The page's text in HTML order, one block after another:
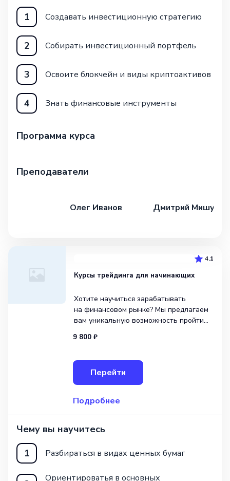
1
Создавать инвестиционную стратегию
2 Собирать инвестиционный портфель
3 Освоите блокчейн и виды криптоактивов
4 Знать финансовые инструменты
Программа курса
Преподаватели
Олег Иванов Дмитрий Мишунин
4.1
Курсы трейдинга для начинающих
Хотите научиться зарабатывать
на финансовом рынке? Мы предлагаем
вам уникальную возможность пройти
начинающих в нашей Международной
образовательная программа
разработана таким образом, чтобы
помочь вам освоить все необходимые
навыки инв
9 800 ₽
Перейти
Подробнее
Чему вы научитесь
1
Разбираться в видах ценных бумаг
Ориентироватья в основных